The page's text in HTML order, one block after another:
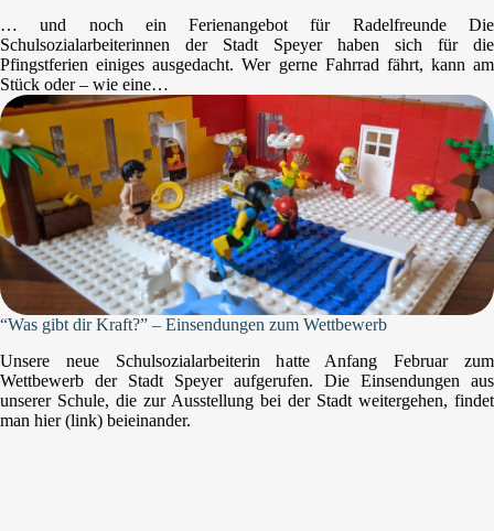
… und noch ein Ferienangebot für Radelfreunde Die
Schulsozialarbeiterinnen der Stadt Speyer haben sich für die
Pfingstferien einiges ausgedacht. Wer gerne Fahrrad fährt, kann am
Stück oder – wie eine…
“Was gibt dir Kraft?” – Einsendungen zum Wettbewerb
Unsere neue Schulsozialarbeiterin hatte Anfang Februar zum
Wettbewerb der Stadt Speyer aufgerufen. Die Einsendungen aus
unserer Schule, die zur Ausstellung bei der Stadt weitergehen, findet
man hier (link) beieinander.